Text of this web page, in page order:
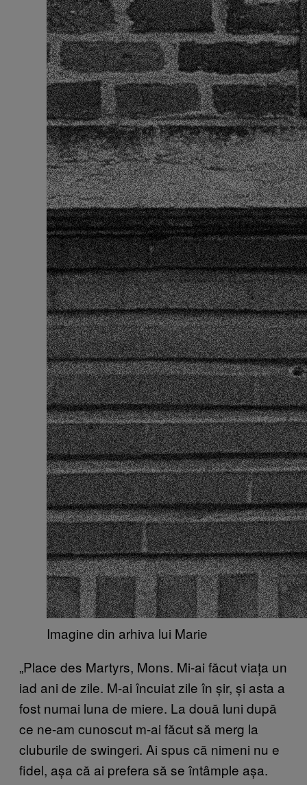
Imagine din arhiva lui Marie
„Place des Martyrs, Mons. Mi-ai făcut viața un
iad ani de zile. M-ai încuiat zile în șir, și asta a
fost numai luna de miere. La două luni după
ce ne-am cunoscut m-ai făcut să merg la
cluburile de swingeri. Ai spus că nimeni nu e
fidel, așa că ai prefera să se întâmple așa.